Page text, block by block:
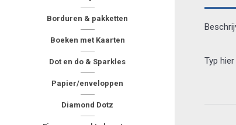
Borduren & pakketten
Boeken met Kaarten
Dot en do & Sparkles
Papier/enveloppen
Diamond Dotz
Typ